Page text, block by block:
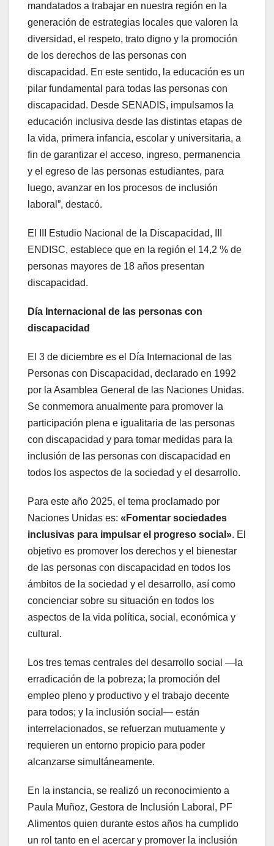
mandatados a trabajar en nuestra región en la
generación de estrategias locales que valoren la
diversidad, el respeto, trato digno y la promoción
de los derechos de las personas con
discapacidad. En este sentido, la educación es un
pilar fundamental para todas las personas con
discapacidad. Desde SENADIS, impulsamos la
educación inclusiva desde las distintas etapas de
la vida, primera infancia, escolar y universitaria, a
fin de garantizar el acceso, ingreso, permanencia
y el egreso de las personas estudiantes, para
luego, avanzar en los procesos de inclusión
laboral”, destacó.
El III Estudio Nacional de la Discapacidad, III
ENDISC, establece que en la región el 14,2 % de
personas mayores de 18 años presentan
discapacidad.
Día Internacional de las personas con
discapacidad
El 3 de diciembre es el Día Internacional de las
Personas con Discapacidad, declarado en 1992
por la Asamblea General de las Naciones Unidas.
Se conmemora anualmente para promover la
participación plena e igualitaria de las personas
con discapacidad y para tomar medidas para la
inclusión de las personas con discapacidad en
todos los aspectos de la sociedad y el desarrollo.
Para este año 2025, el tema proclamado por
Naciones Unidas es: «Fomentar sociedades
inclusivas para impulsar el progreso social». El
objetivo es promover los derechos y el bienestar
de las personas con discapacidad en todos los
ámbitos de la sociedad y el desarrollo, así como
concienciar sobre su situación en todos los
aspectos de la vida política, social, económica y
cultural.
Los tres temas centrales del desarrollo social —la
erradicación de la pobreza; la promoción del
empleo pleno y productivo y el trabajo decente
para todos; y la inclusión social— están
interrelacionados, se refuerzan mutuamente y
requieren un entorno propicio para poder
alcanzarse simultáneamente.
En la instancia, se realizó un reconocimiento a
Paula Muñoz, Gestora de Inclusión Laboral, PF
Alimentos quien durante estos años ha cumplido
un rol tanto en el acercar y promover la inclusión